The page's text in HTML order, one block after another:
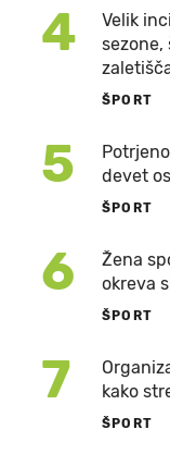
4
Velik
sezone,
ŠPORT
5
devet
ŠPORT
6
Žena
okreva
ŠPORT
7
kako
ŠPORT